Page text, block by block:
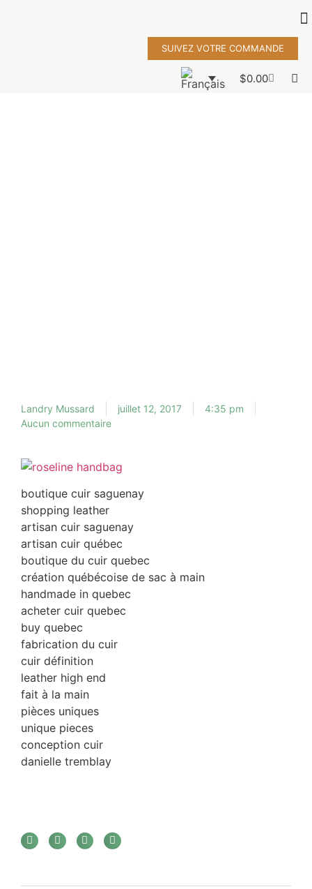
SUIVEZ VOTRE COMMANDE
$0.00
Landry Mussard juillet 12, 2017
4:35 pm
Aucun commentaire
boutique cuir saguenay
shopping leather
artisan cuir saguenay
artisan cuir québec
boutique du cuir quebec
création québécoise de sac à main
handmade in quebec
acheter cuir quebec
buy quebec
fabrication du cuir
cuir définition
leather high end
fait à la main
pièces uniques
unique pieces
conception cuir
danielle tremblay